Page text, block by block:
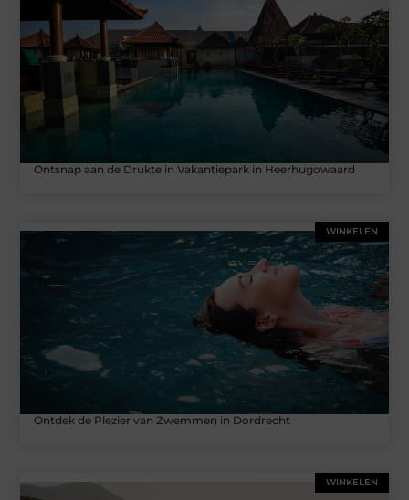
Ontsnap aan de Drukte in Vakantiepark in Heerhugowaard
WINKELEN
Ontdek de Plezier van Zwemmen in Dordrecht
WINKELEN